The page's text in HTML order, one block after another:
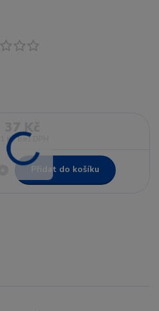
37 Kč
31 Kč bez DPH
Přidat do košíku